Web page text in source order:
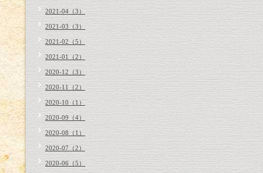
2021-04（3）
2021-03（3）
2021-02（5）
2021-01（2）
2020-12（3）
2020-11（2）
2020-10（1）
2020-09（4）
2020-08（1）
2020-07（2）
2020-06（5）